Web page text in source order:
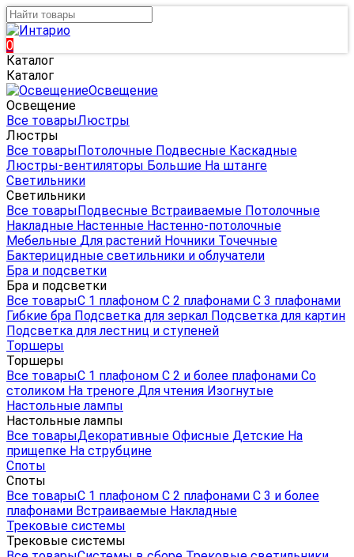
0
Каталог
Каталог
Освещение
Освещение
Все товарыЛюстры
Люстры
Все товарыПотолочные Подвесные Каскадные
Люстры-вентиляторы Большие На штанге
Светильники
Светильники
Все товарыПодвесные Встраиваемые Потолочные
Накладные Настенные Настенно-потолочные
Мебельные Для растений Ночники Точечные
Бактерицидные светильники и облучатели
Бра и подсветки
Бра и подсветки
Все товарыС 1 плафоном С 2 плафонами С 3 плафонами
Гибкие бра Подсветка для зеркал Подсветка для картин
Подсветка для лестниц и ступеней
Торшеры
Торшеры
Все товарыС 1 плафоном С 2 и более плафонами Со
столиком На треноге Для чтения Изогнутые
Настольные лампы
Настольные лампы
Все товарыДекоративные Офисные Детские На
прищепке На струбцине
Споты
Споты
Все товарыС 1 плафоном С 2 плафонами С 3 и более
плафонами Встраиваемые Накладные
Трековые системы
Трековые системы